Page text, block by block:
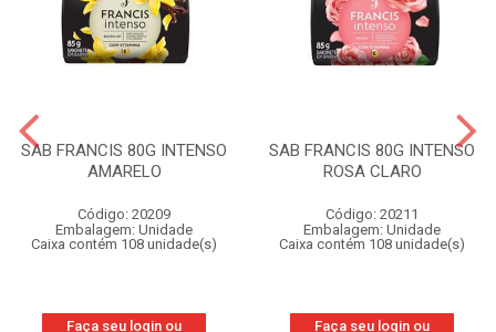
SAB FRANCIS 80G INTENSO
AMARELO
Código: 20209
Embalagem: Unidade
Caixa contém 108 unidade(s)
Faça seu login ou
SAB FRANCIS 80G INTENSO
ROSA CLARO
Código: 20211
Embalagem: Unidade
Caixa contém 108 unidade(s)
Faça seu login ou